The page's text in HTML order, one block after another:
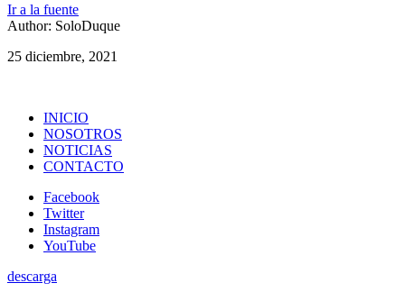
Ir a la fuente
Author: SoloDuque
25 diciembre, 2021
INICIO
NOSOTROS
NOTICIAS
CONTACTO
Facebook
Twitter
Instagram
YouTube
descarga